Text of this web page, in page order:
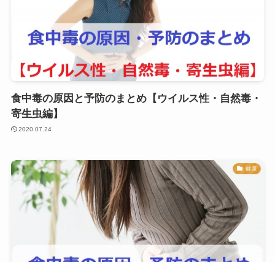
食中毒の原因と予防のまとめ【ウイルス性・自然毒・
寄生虫編】
2020.07.24
健康